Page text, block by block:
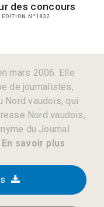
des concours
N°1832
mars 2006. Elle
de journalistes,
Nord vaudois, qui
Nord vaudois,
du Journal
En savoir plus